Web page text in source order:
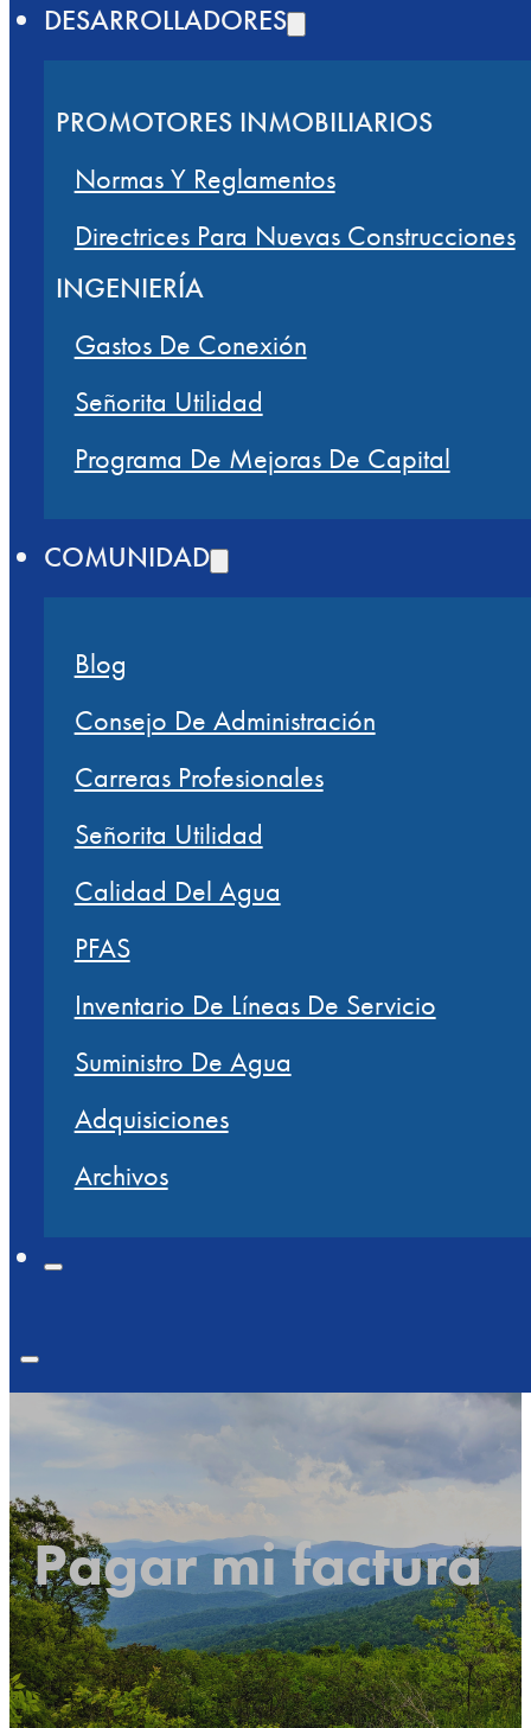
DESARROLLADORES
PROMOTORES INMOBILIARIOS
Normas Y Reglamentos
Directrices Para Nuevas Construcciones
INGENIERÍA
Gastos De Conexión
Señorita Utilidad
Programa De Mejoras De Capital
COMUNIDAD
Blog
Consejo De Administración
Carreras Profesionales
Señorita Utilidad
Calidad Del Agua
PFAS
Inventario De Líneas De Servicio
Suministro De Agua
Adquisiciones
Archivos
Pagar mi factura